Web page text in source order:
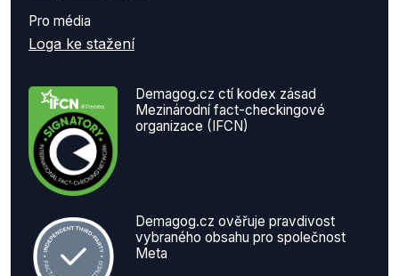
Pro média
Loga ke stažení
Demagog.cz ctí kodex zásad
Mezinárodní fact-checkingové
organizace (IFCN)
Demagog.cz ověřuje pravdivost
vybraného obsahu pro společnost
Meta